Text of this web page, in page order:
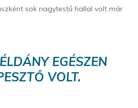
sok nagytestű hallal volt már
EGÉSZEN
VOLT.